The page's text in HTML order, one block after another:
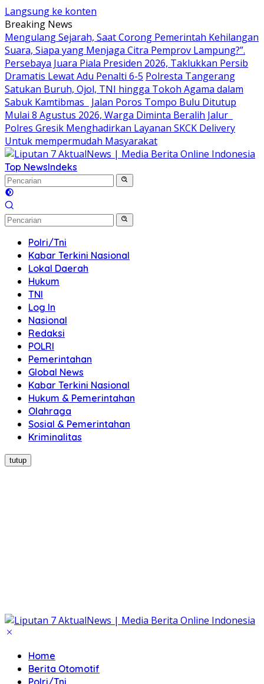
Langsung ke konten
Breaking News
Mengulang Sejarah, Saat Corong Pemerintah Kehilangan
Suara, Siapa yang Menjaga Citra Pemprov Lampung?”.
Persebaya Juara Piala Presiden 2026, Taklukkan Persib
Dramatis Lewat Adu Penalti 6-5 Polresta Tangerang
Satukan Buruh, Ojol, TNI hingga Tokoh Agama dalam
Sabuk Kamtibmas
Jalan Poros Tompo Bulu Ditutup
Mulai 8 Agustus 2026, Warga Diminta Beralih Jalur
Polres Gresik Menghadirkan Layanan SKCK Delivery
Untuk mempermudah Masyarakat
Top NewsIndeks
Polri/Tni
Kabar Terkini Nasional
Lokal Daerah
Hukum
TNI
Log In
Nasional
Redaksi
POLRI
Pemerintahan
Global News
Kabar Terkini Nasional
Hukum & Pemerintahan
Olahraga
Sosial & Pemerintahan
Kriminalitas
tutup
Home
Berita Otomotif
Polri/Tni